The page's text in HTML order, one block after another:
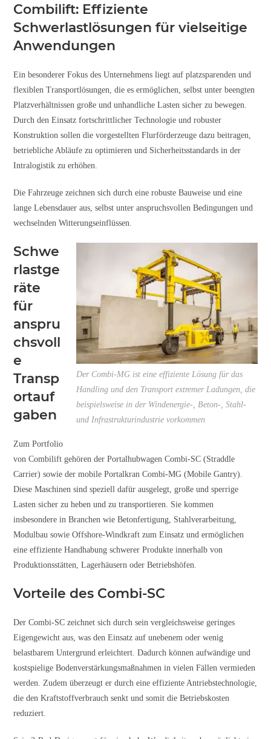
Combilift: Effiziente
Schwerlastlösungen für vielseitige
Anwendungen
Ein besonderer Fokus des Unternehmens liegt auf platzsparenden und
flexiblen Transportlösungen, die es ermöglichen, selbst unter beengten
Platzverhältnissen große und unhandliche Lasten sicher zu bewegen.
Durch den Einsatz fortschrittlicher Technologie und robuster
Konstruktion sollen die vorgestellten Flurförderzeuge dazu beitragen,
betriebliche Abläufe zu optimieren und Sicherheitsstandards in der
Intralogistik zu erhöhen.
Die Fahrzeuge zeichnen sich durch eine robuste Bauweise und eine
lange Lebensdauer aus, selbst unter anspruchsvollen Bedingungen und
wechselnden Witterungseinflüssen.
Der Combi-MG ist eine effiziente Lösung für das
Handling und den Transport extremer Ladungen, die
beispielsweise in der Windenergie-, Beton-, Stahl-
und Infrastrukturindustrie vorkommen
Schwe
rlastge
räte
für
anspru
chsvoll
e
Transp
ortauf
gaben
Zum Portfolio
von Combilift gehören der Portalhubwagen Combi-SC (Straddle
Carrier) sowie der mobile Portalkran Combi-MG (Mobile Gantry).
Diese Maschinen sind speziell dafür ausgelegt, große und sperrige
Lasten sicher zu heben und zu transportieren. Sie kommen
insbesondere in Branchen wie Betonfertigung, Stahlverarbeitung,
Modulbau sowie Offshore-Windkraft zum Einsatz und ermöglichen
eine effiziente Handhabung schwerer Produkte innerhalb von
Produktionsstätten, Lagerhäusern oder Betriebshöfen.
Vorteile des Combi-SC
Der Combi-SC zeichnet sich durch sein vergleichsweise geringes
Eigengewicht aus, was den Einsatz auf unebenem oder wenig
belastbarem Untergrund erleichtert. Dadurch können aufwändige und
kostspielige Bodenverstärkungsmaßnahmen in vielen Fällen vermieden
werden. Zudem überzeugt er durch eine effiziente Antriebstechnologie,
die den Kraftstoffverbrauch senkt und somit die Betriebskosten
reduziert.